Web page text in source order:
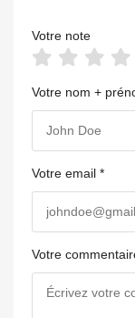
Votre note
Votre nom +
Votre email *
Votre